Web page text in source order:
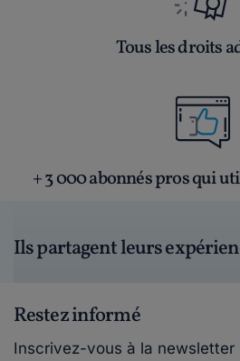
Tous les droits
+ 3 000 abonnés pros qui
Ils partagent leurs
Restez informé
Inscrivez-vous à la newsletter